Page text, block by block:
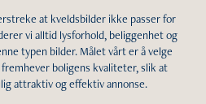
at kveldsbilder ikke passer for
vi alltid lysforhold, beliggenhet og
typen bilder. Målet vårt er å velge
boligens kvaliteter, slik at
attraktiv og effektiv annonse.